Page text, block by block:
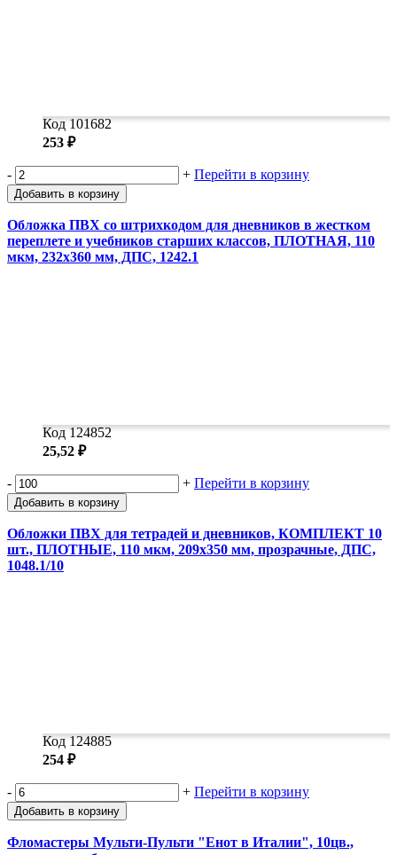
Код 101682
253 ₽
- + Перейти в корзину
Добавить в корзину
Обложка ПВХ со штрихкодом для дневников в жестком
переплете и учебников старших классов, ПЛОТНАЯ, 110
мкм, 232х360 мм, ДПС, 1242.1
Код 124852
25,52 ₽
- + Перейти в корзину
Добавить в корзину
Обложки ПВХ для тетрадей и дневников, КОМПЛЕКТ 10
шт., ПЛОТНЫЕ, 110 мкм, 209х350 мм, прозрачные, ДПС,
1048.1/10
Код 124885
254 ₽
- + Перейти в корзину
Добавить в корзину
Фломастеры Мульти-Пульти "Енот в Италии", 10цв.,